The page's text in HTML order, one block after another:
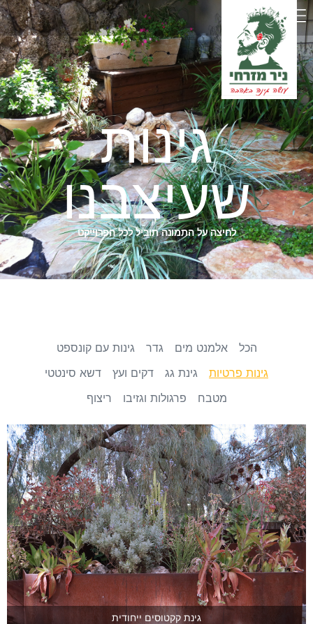
גינות
שעיצבנו
לחיצה על התמונה תוביל לכל הפרוייקט
אלמנט מים גדר
גינות עם קונספט
גינות פרטיות
גינת גג דקים ועץ
דשא סינטטי
מטבח
פרגולות וגזיבו ריצוף
הכל
גינת קקטוסים ייחודית